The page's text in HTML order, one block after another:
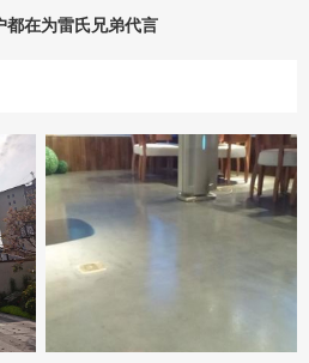
都在为雷氏兄弟代言